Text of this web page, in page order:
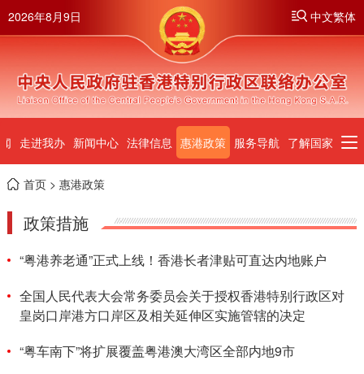
2026年8月9日 中文繁体
走进我办 新闻中心 法律信息 惠港政策 服务导航 了解国家
首页> 惠港政策
政策措施
“粤港养老通”正式上线！香港长者津贴可直达内地账户
全国人民代表大会常务委员会关于授权香港特别行政区对
皇岗口岸港方口岸区及相关延伸区实施管辖的决定
“粤车南下”将扩展覆盖粤港澳大湾区全部内地9市